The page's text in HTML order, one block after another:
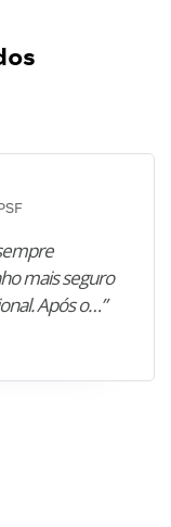
mais seguro
Após o…”